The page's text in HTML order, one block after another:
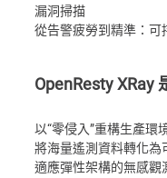
漏洞掃描
從告警疲勞到精準：可
OpenResty XRay
以“零侵入”重構生產環
將海量遙測資料轉化為
適應彈性架構的無感觀